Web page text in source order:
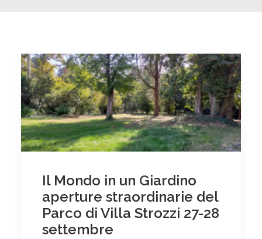
Il Mondo in un Giardino
aperture straordinarie del
Parco di Villa Strozzi 27-28
settembre